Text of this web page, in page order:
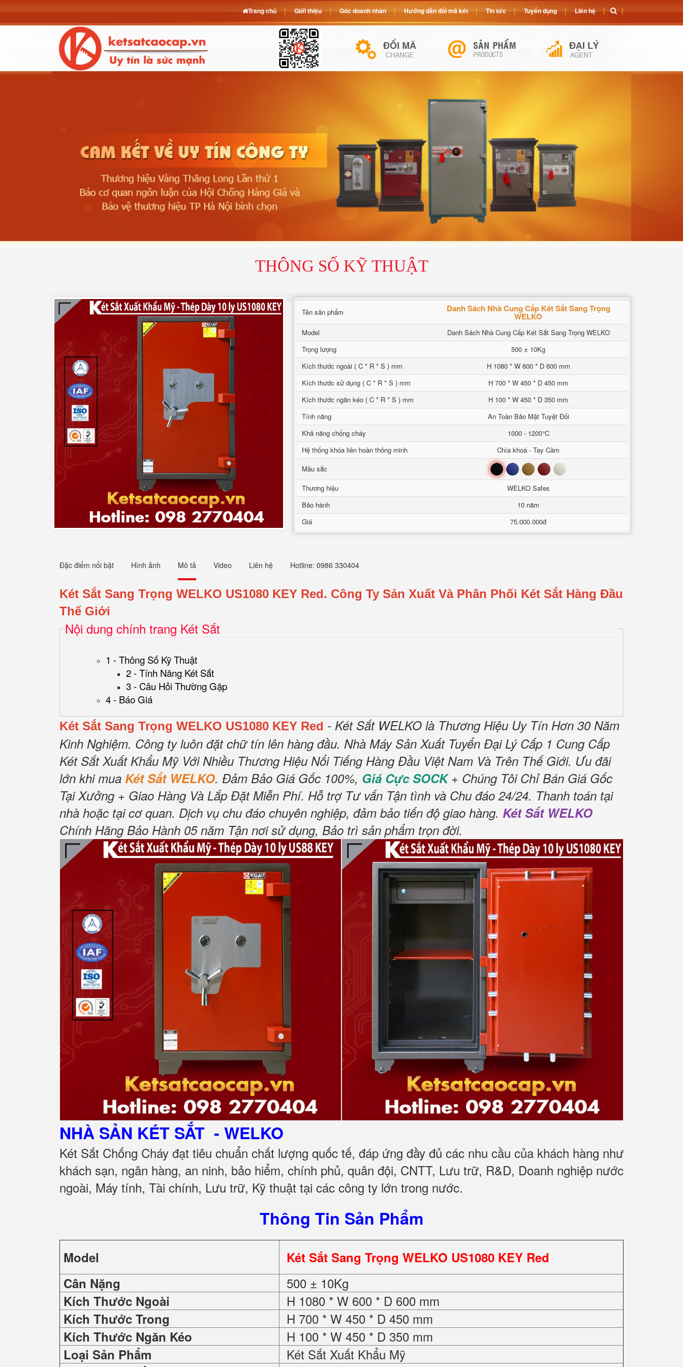
THÔNG SỐ KỸ THUẬT
Tên sản phẩm Danh Sách Nhà Cung Cấp Két Sắt Sang Trọng
WELKO
Model
Danh Sách Nhà Cung Cấp Két Sắt Sang Trọng WELKO
Trọng lượng
500 ± 10Kg
Kích thước ngoài ( C * R * S ) mm
H 1080 * W 600 * D 600 mm
Kích thước sử dụng ( C * R * S ) mm
H 700 * W 450 * D 450 mm
Kích thước ngăn kéo ( C * R * S ) mm
H 100 * W 450 * D 350 mm
Tính năng
An Toàn Bảo Mật Tuyệt Đối
Khả năng chống cháy
1000 - 1200°C
Hệ thống khóa liên hoàn thông minh
Chìa khoá - Tay Cầm
Mầu sắc
Đen Xanh Nâu Đỏ Trắng
Thương hiệu
WELKO Safes
Bảo hành
10 năm
Giá
75.000.000đ
Đặc điểm nổi bật Hình ảnh Mô tả Video Liên hệ Hotline: 0986 330404
Két Sắt Sang Trọng WELKO US1080 KEY Red. Công Ty Sản Xuất Và Phân Phối Két Sắt Hàng Đầu
Thế Giới
Nội dung chính trang Két Sắt
1 - Thông Số Kỹ Thuật
2 - Tính Năng Két Sắt
3 - Câu Hỏi Thường Gặp
4 - Báo Giá
Két Sắt Sang Trọng WELKO US1080 KEY Red - Két Sắt WELKO là Thương Hiệu Uy Tín Hơn 30 Năm
Kinh Nghiệm. Công ty luôn đặt chữ tín lên hàng đầu. Nhà Máy Sản Xuất Tuyển Đại Lý Cấp 1 Cung Cấp
Két Sắt Xuất Khẩu Mỹ Với Nhiều Thương Hiệu Nổi Tiếng Hàng Đầu Việt Nam Và Trên Thế Giới. Ưu đãi
lớn khi mua Két Sắt WELKO. Đảm Bảo Giá Gốc 100%, Giá Cực SOCK+ Chúng Tôi Chỉ Bán Giá Gốc
Tại Xưởng + Giao Hàng Và Lắp Đặt Miễn Phí. Hỗ trợ Tư vấn Tận tình và Chu đáo 24/24. Thanh toán tại
nhà hoặc tại cơ quan. Dịch vụ chu đáo chuyên nghiệp, đảm bảo tiến độ giao hàng. Két Sắt WELKO
Chính Hãng Bảo Hành 05 năm Tận nơi sử dụng, Bảo trì sản phẩm trọn đời.
NHÀ SẢN KÉT SẮT - WELKO
Két Sắt Chống Cháy đạt tiêu chuẩn chất lượng quốc tế, đáp ứng đầy đủ các nhu cầu của khách hàng như
khách sạn, ngân hàng, an ninh, bảo hiểm, chính phủ, quân đội, CNTT, Lưu trữ, R&D, Doanh nghiệp nước
ngoài, Máy tính, Tài chính, Lưu trữ, Kỹ thuật tại các công ty lớn trong nước.
Thông Tin Sản Phẩm
Model
Két Sắt Sang Trọng WELKO US1080 KEY Red
Cân Nặng
500 ± 10Kg
Kích Thước Ngoài H 1080 * W 600 * D 600 mm
Kích Thước Trong H 700 * W 450 * D 450 mm
Kích Thước Ngăn Kéo H 100 * W 450 * D 350 mm
Loại Sản Phẩm Két Sắt Xuất Khẩu Mỹ
Trang chủ Giới thiệu Góc doanh nhân Hướng dẫn đổi mã két Tin tức Tuyển dụng Liên hệ